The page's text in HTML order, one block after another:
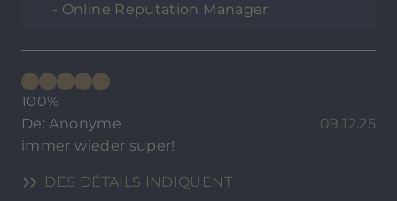
- Online Reputation Manager
100%
De: Anonyme
09.12.25
immer wieder super!
DES DÉTAILS INDIQUENT